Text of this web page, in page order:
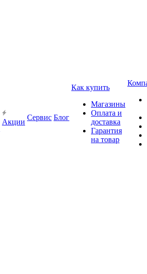
Акции
Сервис Блог
Как купить
Магазины
Оплата и
доставка
Гарантия
на товар